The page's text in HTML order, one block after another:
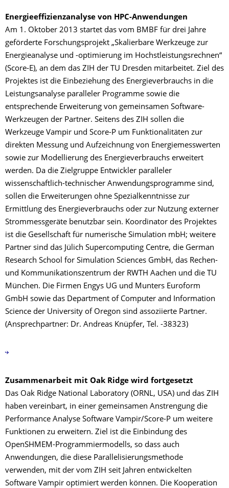
Energieeffizienzanalyse von HPC-Anwendungen
Am 1. Oktober 2013 startet das vom BMBF für drei Jahre
geförderte Forschungsprojekt „Skalierbare Werkzeuge zur
Energieanalyse und -optimierung im Hochstleistungsrechnen“
(Score-E), an dem das ZIH der TU Dresden mitarbeitet. Ziel des
Projektes ist die Einbeziehung des Energieverbrauchs in die
Leistungsanalyse paralleler Programme sowie die
entsprechende Erweiterung von gemeinsamen Software-
Werkzeugen der Partner. Seitens des ZIH sollen die
Werkzeuge Vampir und Score-P um Funktionalitäten zur
direkten Messung und Aufzeichnung von Energiemesswerten
sowie zur Modellierung des Energieverbrauchs erweitert
werden. Da die Zielgruppe Entwickler paralleler
wissenschaftlich-technischer Anwendungsprogramme sind,
sollen die Erweiterungen ohne Spezialkenntnisse zur
Ermittlung des Energieverbrauchs oder zur Nutzung externer
Strommessgeräte benutzbar sein. Koordinator des Projektes
ist die Gesellschaft für numerische Simulation mbH; weitere
Partner sind das Jülich Supercomputing Centre, die German
Research School for Simulation Sciences GmbH, das Rechen-
und Kommunikationszentrum der RWTH Aachen und die TU
München. Die Firmen Engys UG und Munters Euroform
GmbH sowie das Department of Computer and Information
Science der University of Oregon sind assoziierte Partner.
(Ansprechpartner: Dr. Andreas Knüpfer, Tel. -38323)
Zusammenarbeit mit Oak Ridge wird fortgesetzt
Das Oak Ridge National Laboratory (ORNL, USA) und das ZIH
haben vereinbart, in einer gemeinsamen Anstrengung die
Performance Analyse Software Vampir/Score-P um weitere
Funktionen zu erweitern. Ziel ist die Einbindung des
OpenSHMEM-Programmiermodells, so dass auch
Anwendungen, die diese Parallelisierungsmethode
verwenden, mit der vom ZIH seit Jahren entwickelten
Software Vampir optimiert werden können. Die Kooperation